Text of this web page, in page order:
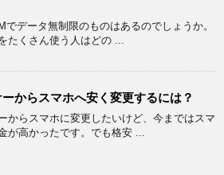
でデータ無制限のものはあるのでしょうか。
たくさん使う人はどの ...
ーからスマホへ安く変更するには？
からスマホに変更したいけど、今まではスマ
が高かったです。でも格安 ...